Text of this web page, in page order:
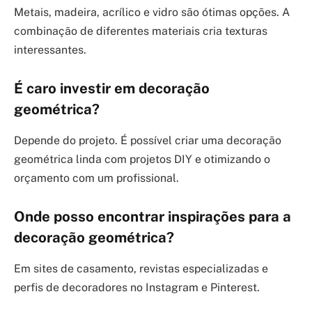
Metais, madeira, acrílico e vidro são ótimas opções. A
combinação de diferentes materiais cria texturas
interessantes.
É caro investir em decoração
geométrica?
Depende do projeto. É possível criar uma decoração
geométrica linda com projetos DIY e otimizando o
orçamento com um profissional.
Onde posso encontrar inspirações para a
decoração geométrica?
Em sites de casamento, revistas especializadas e
perfis de decoradores no Instagram e Pinterest.